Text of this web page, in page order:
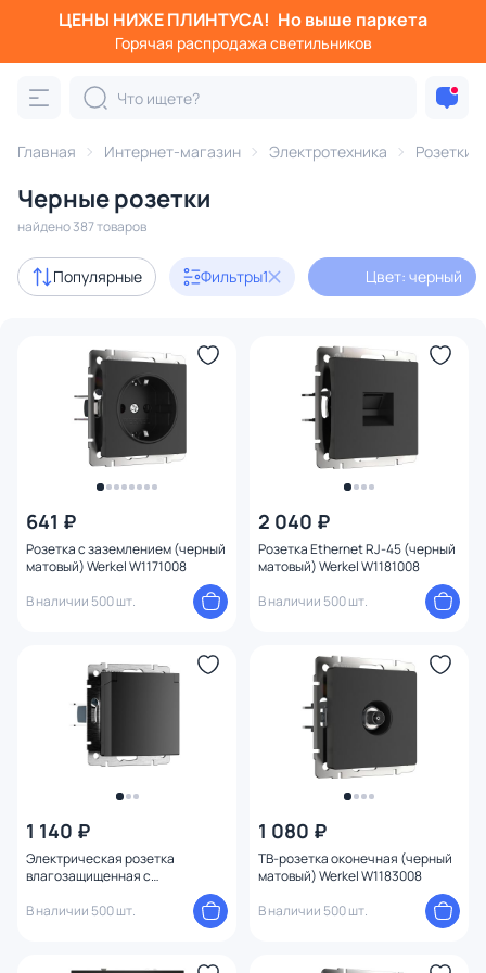
ЦЕНЫ НИЖЕ ПЛИНТУСА! Но выше паркета
Горячая распродажа светильников
Главная Интернет-магазин Электротехника Розетки
Черные розетки
найдено 387 товаров
Популярные Фильтры1 Цвет: черный
641 ₽
Розетка с заземлением (черный
матовый) Werkel W1171008
В наличии 500 шт.
2 040 ₽
Розетка Ethernet RJ-45 (черный
матовый) Werkel W1181008
В наличии 500 шт.
1 140 ₽
Электрическая розетка
влагозащищенная с
крышкой и шторками Werkel
(черный матовый) W1171208
В наличии 500 шт.
1 080 ₽
ТВ-розетка оконечная (черный
матовый) Werkel W1183008
В наличии 500 шт.
Фильтры
Категория:
Розетки Рамки Выключатели
с 3D-моделями
Доставка
Бренд
Цвет 1
Тип монтажа
Материал
Высота (мм)